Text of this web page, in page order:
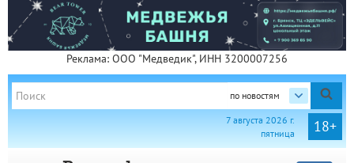
Реклама: ООО "Медведик", ИНН 3200007256
по новостям
18+
7 августа 2026 г.
пятница